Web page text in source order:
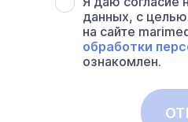
данных, с
на сайте
обработки
ознакомлен.